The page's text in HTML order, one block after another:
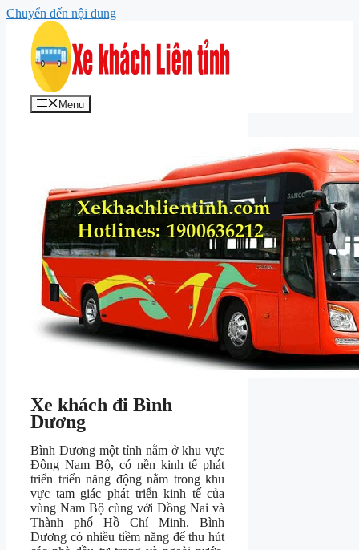
Chuyển đến nội dung
Menu
Xe khách đi Bình
Dương
Bình Dương một tỉnh nằm ở khu vực
Đông Nam Bộ, có nền kinh tế phát
triển triển năng động nằm trong khu
vực tam giác phát triển kinh tế của
vùng Nam Bộ cùng với Đồng Nai và
Thành phố Hồ Chí Minh. Bình
Dương có nhiều tiềm năng để thu hút